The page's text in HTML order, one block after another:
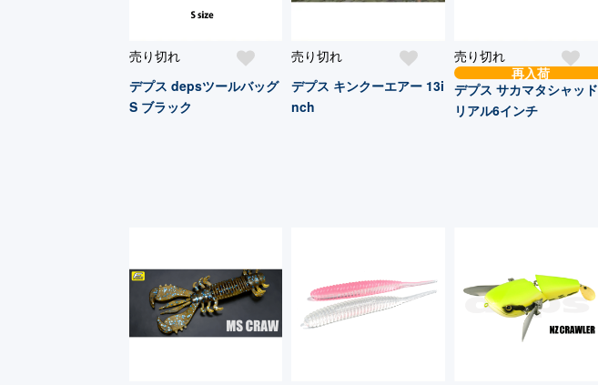
売り切れ
デプス depsツールバッグ
S ブラック
売り切れ
デプス キンクーエアー 13i
nch
売り切れ
再入荷
デプス サカマタシャッド
リアル6インチ